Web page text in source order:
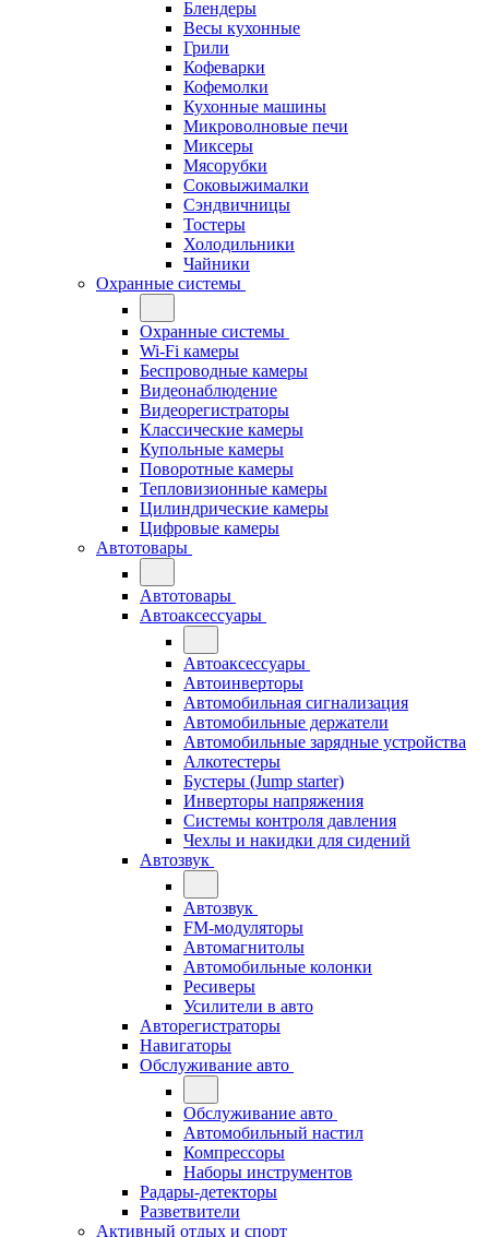
Блендеры
Весы кухонные
Грили
Кофеварки
Кофемолки
Кухонные машины
Микроволновые печи
Миксеры
Мясорубки
Соковыжималки
Сэндвичницы
Тостеры
Холодильники
Чайники
Охранные системы
Охранные системы
Wi-Fi камеры
Беспроводные камеры
Видеонаблюдение
Видеорегистраторы
Классические камеры
Купольные камеры
Поворотные камеры
Тепловизионные камеры
Цилиндрические камеры
Цифровые камеры
Автотовары
Автотовары
Автоаксессуары
Автоаксессуары
Автоинверторы
Автомобильная сигнализация
Автомобильные держатели
Автомобильные зарядные устройства
Алкотестеры
Бустеры (Jump starter)
Инверторы напряжения
Системы контроля давления
Чехлы и накидки для сидений
Автозвук
Автозвук
FM-модуляторы
Автомагнитолы
Автомобильные колонки
Ресиверы
Усилители в авто
Авторегистраторы
Навигаторы
Обслуживание авто
Обслуживание авто
Автомобильный настил
Компрессоры
Наборы инструментов
Радары-детекторы
Разветвители
Активный отдых и спорт